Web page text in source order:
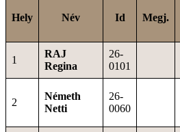
Hely Név Id Megj.
1
RAJ
Regina
26-
0101
2
Németh
Netti
26-
0060